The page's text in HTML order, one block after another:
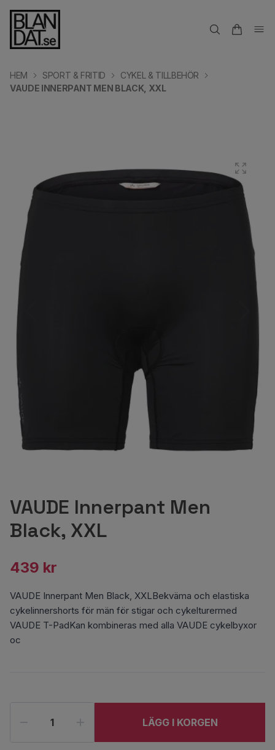
HEM SPORT & FRITID
CYKEL & TILLBEHÖR
VAUDE INNERPANT MEN BLACK, XXL
VAUDE Innerpant Men
Black, XXL
439 kr
VAUDE Innerpant Men Black, XXLBekväma och elastiska
cykelinnershorts för män för stigar och cykelturermed
VAUDE T-PadKan kombineras med alla VAUDE cykelbyxor
oc
LÄGG I KORGEN